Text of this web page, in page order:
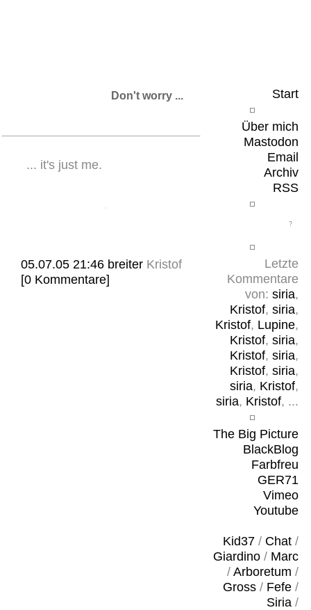
Start
Über mich
Mastodon
Email
Archiv
RSS
Letzte
Kommentare
von: siria,
Kristof, siria,
Kristof, Lupine,
Kristof, siria,
Kristof, siria,
Kristof, siria,
siria, Kristof,
siria, Kristof, ...
The Big Picture
BlackBlog
Farbfreu
GER71
Vimeo
Youtube
Kid37/ Chat/
Giardino/ Marc
/ Arboretum /
Gross/ Fefe/
Siria/
Don't worry ...
... it's just me.
05.07.05 21:46 breiter Kristof
[0 Kommentare]